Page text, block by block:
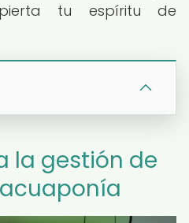
tu espíritu de
la gestión de